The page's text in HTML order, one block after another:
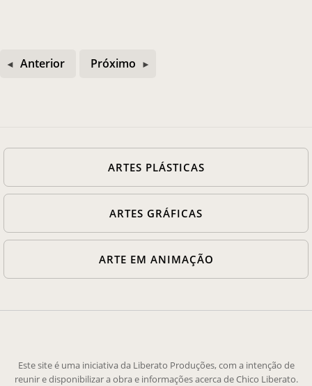
Anterior Próximo
ARTES PLÁSTICAS
ARTES GRÁFICAS
ARTE EM ANIMAÇÃO
Este site é uma iniciativa da Liberato Produções, com a intenção de
reunir e disponibilizar a obra e informações acerca de Chico Liberato.